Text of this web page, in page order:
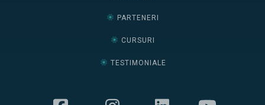
PARTENERI
CURSURI
TESTIMONIALE